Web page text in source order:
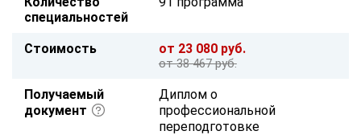
специальностей
Стоимость от 23 080 руб.
от 38 467 руб.
Получаемый
документ
Диплом о
профессиональной
переподготовке